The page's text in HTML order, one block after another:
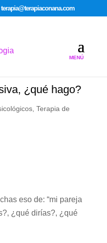
terapia@terapiaconana.com
¿qué hago?
, Terapia de
eso de: “mi pareja
¿qué dirías?, ¿qué